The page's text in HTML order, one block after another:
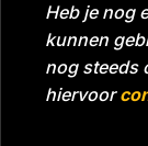
Heb je nog
kunnen
nog steeds
hiervoor
Tijd